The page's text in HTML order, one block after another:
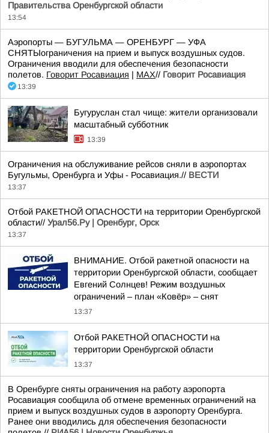
Правительства Оренбургской области
13:54
Аэропорты — БУГУЛЬМА — ОРЕНБУРГ — УФА
СНЯТЫограничения на прием и выпуск воздушных судов.
Ограничения вводили для обеспечения безопасности
полетов. Говорит Росавиация | MАХ// Говорит Росавиация
13:39
Бугуруслан стал чище: жители организовали
масштабный субботник
13:39
Ограничения на обслуживание рейсов сняли в аэропортах
Бугульмы, Оренбурга и Уфы - Росавиация.// ВЕСТИ
13:37
Отбой РАКЕТНОЙ ОПАСНОСТИ на территории Оренбургской
области// Урал56.Ру | Оренбург, Орск
13:37
ВНИМАНИЕ. Отбой ракетной опасности на
территории Оренбургской области, сообщает
Евгений Солнцев! Режим воздушных
ограничений – план «Ковёр» – снят
13:37
Отбой РАКЕТНОЙ ОПАСНОСТИ на
территории Оренбургской области
13:37
В Оренбурге сняты ограничения на работу аэропорта
Росавиация сообщила об отмене временных ограничений на
прием и выпуск воздушных судов в аэропорту Оренбурга.
Ранее они вводились для обеспечения безопасности